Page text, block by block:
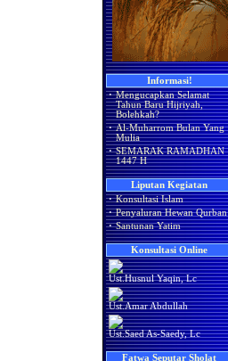
Informasi!
· Mengucapkan Selamat
Tahun Baru Hijriyah,
Bolehkah?
· Al-Muharrom Bulan Yang
Mulia
· SEMARAK RAMADHAN
1447 H
Liputan Kegiatan
· Konsultasi Islam
· Penyaluran Hewan Qurban
· Santunan Yatim
Konsultasi Online
Ust.Husnul Yaqin, Lc
Ust.Amar Abdullah
Ust.Saed As-Saedy, Lc
Fatwa Seputar Sholat